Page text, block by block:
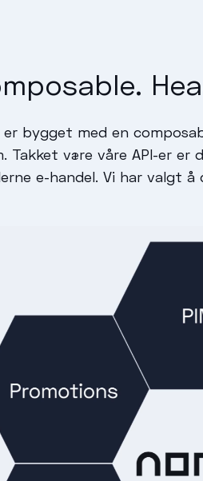
er bygget med en
Takket være våre API-er
e-handel. Vi har valgt